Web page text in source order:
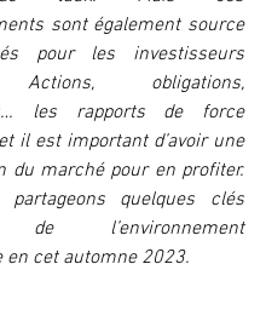
sont également source
pour les investisseurs
Actions, obligations,
les rapports de force
il est important d’avoir une
du marché pour en profiter.
partageons quelques clés
de l’environnement
en cet automne 2023.